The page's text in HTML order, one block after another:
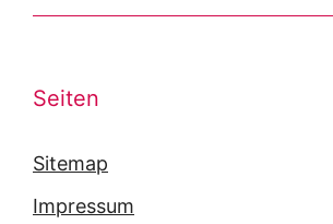
Seiten
Sitemap
Impressum